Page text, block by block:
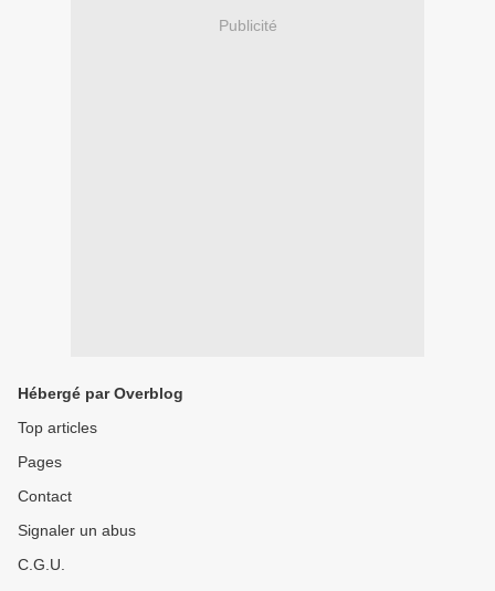
Publicité
Hébergé par Overblog
Top articles
Pages
Contact
Signaler un abus
C.G.U.